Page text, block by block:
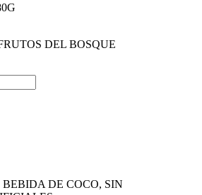
DEL BOSQUE
DE COCO, SIN